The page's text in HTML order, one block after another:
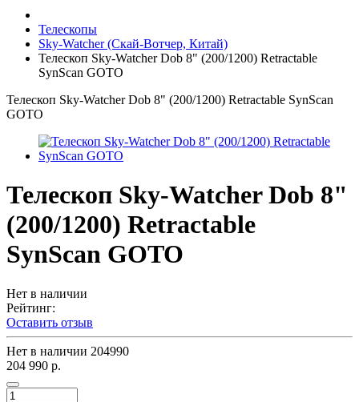
Телескопы
Sky-Watcher (Скай-Вотчер, Китай)
Телескоп Sky-Watcher Dob 8" (200/1200) Retractable
SynScan GOTO
Телескоп Sky-Watcher Dob 8" (200/1200) Retractable SynScan
GOTO
Телескоп Sky-Watcher Dob 8"
(200/1200) Retractable
SynScan GOTO
Нет в наличии
Рейтинг:
Оставить отзыв
Нет в наличии 204990
204 990 р.